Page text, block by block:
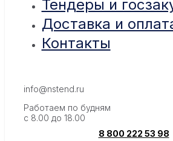
Тендеры и
Доставка и
Контакты
info@nstend.ru
Работаем по будням
с 8.00 до 18.00
8 800 222 53 98